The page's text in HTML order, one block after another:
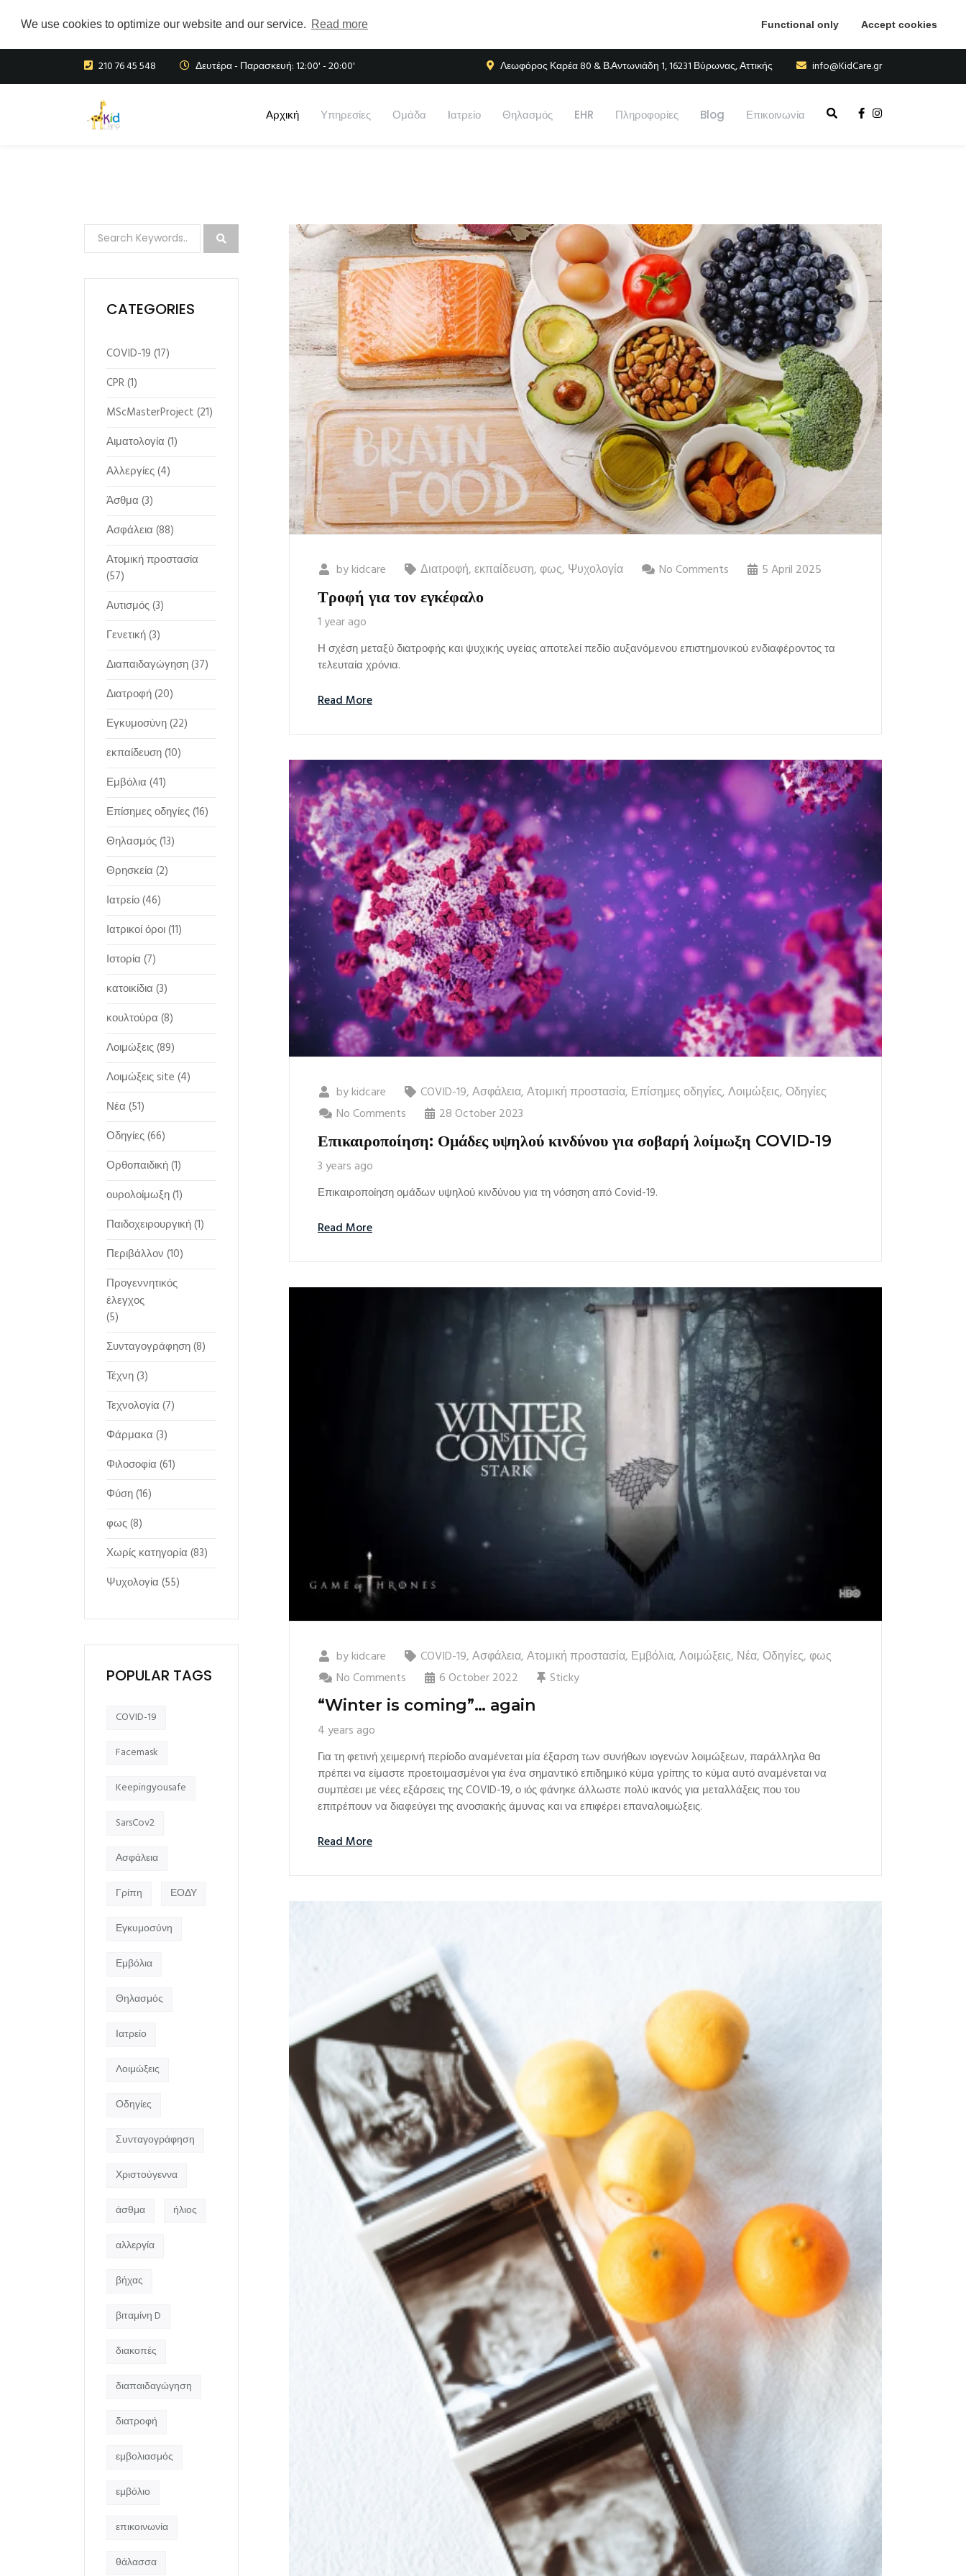
We use cookies to optimize our website and our service. Read more Functional only Accept cookies
210 76 45 548 Δευτέρα - Παρασκευή: 12:00' - 20:00' Λεωφόρος Καρέα 80 & Β.Αντωνιάδη 1, 16231 Βύρωνας, Αττικής info@KidCare.gr
Αρχική Υπηρεσίες Ομάδα Iατρείο Θηλασμός EHR Πληροφορίες Blog Επικοινωνία
bykidcare Διατροφή,εκπαίδευση,φως, Ψυχολογία No Comments 5 April 2025
Τροφή για τον εγκέφαλο
1 year ago
Η σχέση μεταξύ διατροφής και ψυχικής υγείας αποτελεί πεδίο αυξανόμενου επιστημονικού ενδιαφέροντος τα
τελευταία χρόνια.
Read More
bykidcare COVID-19,Ασφάλεια,Ατομική προστασία, Επίσημες οδηγίες,Λοιμώξεις, Οδηγίες
No Comments
28 October 2023
Επικαιροποίηση: Ομάδες υψηλού κινδύνου για σοβαρή λοίμωξη COVID-19
3 years ago
Επικαιροποίηση ομάδων υψηλού κινδύνου για τη νόσηση από Covid-19.
Read More
bykidcare COVID-19,Ασφάλεια,Ατομική προστασία, Εμβόλια,Λοιμώξεις, Νέα, Οδηγίες,φως
No Comments
6 October 2022 Sticky
“Winter is coming”… again
4 years ago
Για τη φετινή χειμερινή περίοδο αναμένεται μία έξαρση των συνήθων ιογενών λοιμώξεων, παράλληλα θα
πρέπει να είμαστε προετοιμασμένοι για ένα σημαντικό επιδημικό κύμα γρίπης το κύμα αυτό αναμένεται να
συμπέσει με νέες εξάρσεις της COVID-19, ο ιός φάνηκε άλλωστε πολύ ικανός για μεταλλάξεις που του
επιτρέπουν να διαφεύγει της ανοσιακής άμυνας και να επιφέρει επαναλοιμώξεις.
Read More
CATEGORIES
COVID-19 (17)
CPR(1)
MScMasterProject (21)
Αιματολογία (1)
Αλλεργίες(4)
Άσθμα (3)
Ασφάλεια (88)
Ατομική προστασία
(57)
Αυτισμός(3)
Γενετική(3)
Διαπαιδαγώγηση(37)
Διατροφή(20)
Εγκυμοσύνη(22)
εκπαίδευση(10)
Εμβόλια (41)
Επίσημες οδηγίες(16)
Θηλασμός(13)
Θρησκεία (2)
Ιατρείο(46)
Ιατρικοί όροι(11)
Ιστορία (7)
κατοικίδια (3)
κουλτούρα (8)
Λοιμώξεις(89)
Λοιμώξεις site (4)
Νέα (51)
Οδηγίες(66)
Ορθοπαιδική(1)
ουρολοίμωξη(1)
Παιδοχειρουργική(1)
Περιβάλλον (10)
Προγεννητικός
έλεγχος
(5)
Συνταγογράφηση(8)
Τέχνη(3)
Τεχνολογία (7)
Φάρμακα (3)
Φιλοσοφία (61)
Φύση(16)
φως(8)
Χωρίς κατηγορία (83)
Ψυχολογία (55)
POPULAR TAGS
COVID-19
Facemask
Keepingyousafe
SarsCov2
Ασφάλεια
Γρίπη ΕΟΔΥ
Εγκυμοσύνη
Εμβόλια
Θηλασμός
Ιατρείο
Λοιμώξεις
Οδηγίες
Συνταγογράφηση
Χριστούγεννα
άσθμα ήλιος
αλλεργία
βήχας
βιταμίνη D
διακοπές
διαπαιδαγώγηση
διατροφή
εμβολιασμός
εμβόλιο
επικοινωνία
θάλασσα